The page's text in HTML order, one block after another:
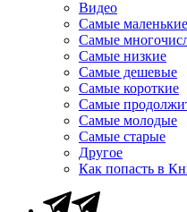
Видео
Самые маленькие
Самые
Самые низкие
Самые дешевые
Самые короткие
Самые
Самые молодые
Самые старые
Другое
Как попасть в
Telegram